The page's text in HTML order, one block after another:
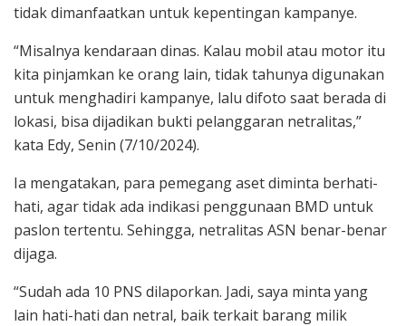
tidak dimanfaatkan untuk kepentingan kampanye.
“Misalnya kendaraan dinas. Kalau mobil atau motor itu
kita pinjamkan ke orang lain, tidak tahunya digunakan
untuk menghadiri kampanye, lalu difoto saat berada di
lokasi, bisa dijadikan bukti pelanggaran netralitas,”
kata Edy, Senin (7/10/2024).
Ia mengatakan, para pemegang aset diminta berhati-
hati, agar tidak ada indikasi penggunaan BMD untuk
paslon tertentu. Sehingga, netralitas ASN benar-benar
dijaga.
“Sudah ada 10 PNS dilaporkan. Jadi, saya minta yang
lain hati-hati dan netral, baik terkait barang milik